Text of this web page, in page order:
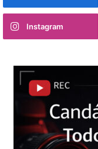
Instagram